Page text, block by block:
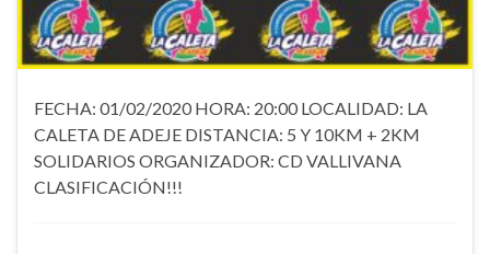
FECHA: 01/02/2020 HORA: 20:00 LOCALIDAD: LA
CALETA DE ADEJE DISTANCIA: 5 Y 10KM + 2KM
SOLIDARIOS ORGANIZADOR: CD VALLIVANA
CLASIFICACIÓN!!!